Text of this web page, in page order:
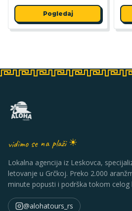
Pogledaj
vidimo se na plaži ☀
Lokalna agencija iz Leskovca,
letovanje u Grčkoj. Preko 2.000
minute popusti i podrška tokom celog
@alohatours_rs